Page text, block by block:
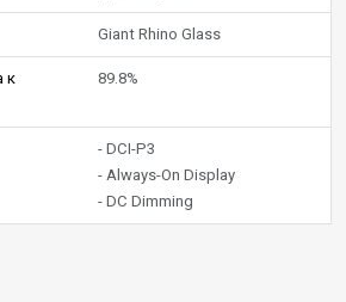
Giant Rhino Glass
к
89.8%
- DCI-P3
- Always-On Display
- DC Dimming